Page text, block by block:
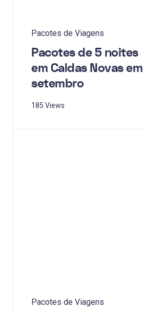
Pacotes de Viagens
Pacotes de 5 noites
em Caldas Novas em
setembro
185 Views
Pacotes de Viagens